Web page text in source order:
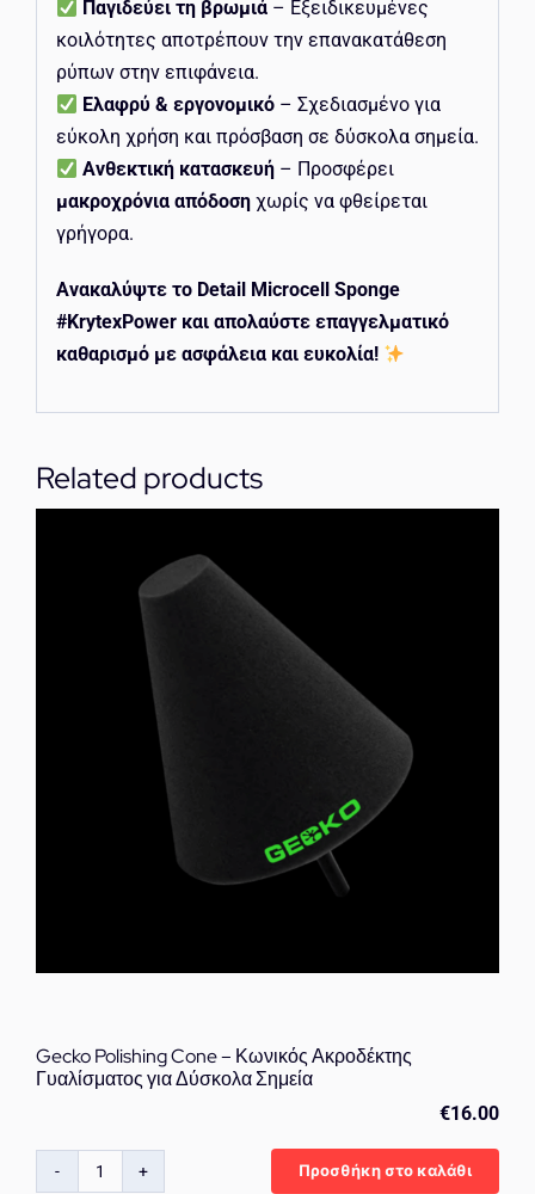
Παγιδεύει τη βρωμιά– Εξειδικευμένες
κοιλότητες αποτρέπουν την επανακατάθεση
ρύπων στην επιφάνεια.
Ελαφρύ & εργονομικό– Σχεδιασμένο για
εύκολη χρήση και πρόσβαση σε δύσκολα σημεία.
Ανθεκτική κατασκευή– Προσφέρει
μακροχρόνια απόδοσηχωρίς να φθείρεται
γρήγορα.
Ανακαλύψτε το Detail Microcell Sponge
#KrytexPower και απολαύστε επαγγελματικό
καθαρισμό με ασφάλεια και ευκολία!
Related products
Gecko Polishing Cone – Κωνικός Ακροδέκτης
Γυαλίσματος για Δύσκολα Σημεία
€16.00
Gecko
Προσθήκη στο καλάθι